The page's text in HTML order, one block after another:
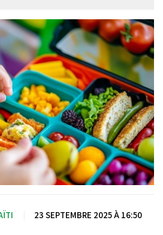
23 SEPTEMBRE 2025 À 16:50